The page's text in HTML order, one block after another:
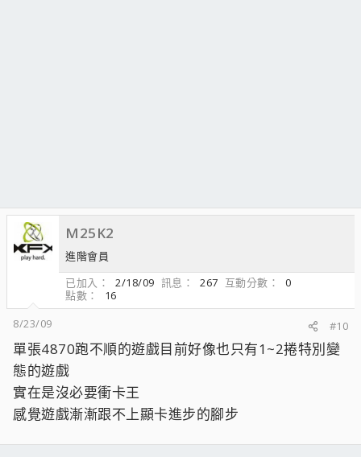
M25K2
進階會員
已加入
2/18/09 訊息 267 互動分數
0
點數
16
8/23/09
#10
單張4870跑不順的遊戲目前好像也只有1~2捲特別變
態的遊戲
實在是沒必要衝卡王
感覺遊戲漸漸跟不上顯卡進步的腳步